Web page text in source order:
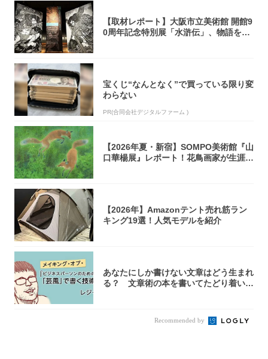
【取材レポート】大阪市立美術館 開館9
0周年記念特別展「水滸伝」、物語を知
宝くじ“なんとなく”で買っている限り変
わらない
PR(合同会社デジタルファーム )
【2026年夏・新宿】SOMPO美術館『山
口華楊展』レポート！花鳥画家が生涯描
【2026年】Amazonテント売れ筋ラン
キング19選！人気モデルを紹介
あなたにしか書けない文章はどう生まれ
る？ 文章術の本を書いてたどり着いた
Recommended by